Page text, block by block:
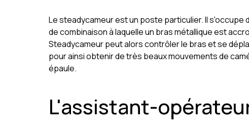
Le steadycameur est un poste particulier. Il s'occupe
de combinaison à laquelle un bras métallique est
Steadycameur peut alors contrôler le bras et se
pour ainsi obtenir de très beaux mouvements de
épaule.
L'assistant-